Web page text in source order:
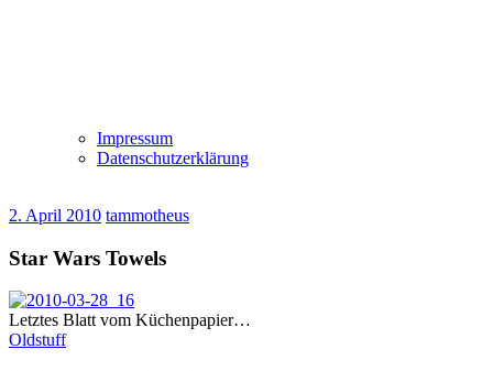
Impressum
Datenschutzerklärung
2. April 2010 tammotheus
Star Wars Towels
Letztes Blatt vom Küchenpapier…
Oldstuff